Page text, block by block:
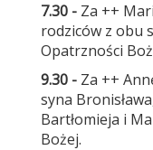
7.30 - Za ++
rodziców z obu
Opatrzności
9.30 - Za ++
syna
Bartłomieja i
Bożej.